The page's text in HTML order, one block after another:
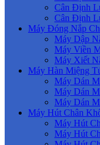
Cân Định
Cân Định
Máy Đóng Nắp
Máy Dập
Máy Viền
Máy Xiết
Máy Hàn Miệng
Máy Dán
Máy Dán
Máy Dán
Máy Hút Chân
Máy Hút
Máy Hút